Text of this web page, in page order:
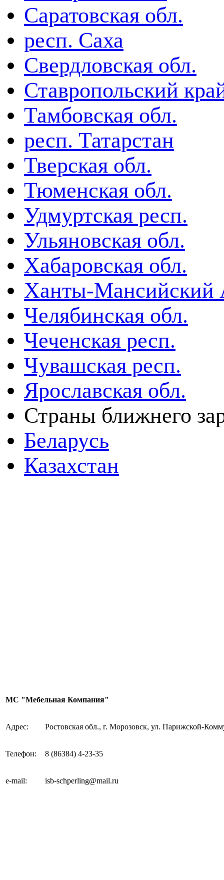
Саратовская обл.
респ. Саха
Свердловская обл.
Ставропольский
Тамбовская обл.
респ. Татарстан
Тверская обл.
Тюменская обл.
Удмуртская респ.
Ульяновская обл.
Хабаровская обл.
Ханты-
Челябинская обл.
Чеченская респ.
Чувашская респ.
Ярославская обл.
Страны ближнего
Беларусь
Казахстан
МС "Мебельная Компания"
Адрес: Ростовская обл., г. Морозовск, ул. Парижской-
Телефон: 8 (86384) 4-23-35
e-mail: isb-schperling@mail.ru